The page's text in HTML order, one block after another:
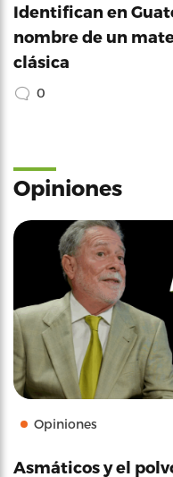
Identifican en
nombre de un
clásica
0
Opiniones
Opiniones
Asmáticos y el